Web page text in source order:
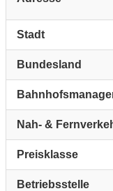
Stadt
Bundesland
Nah- &
Preisklasse
Betriebsstelle